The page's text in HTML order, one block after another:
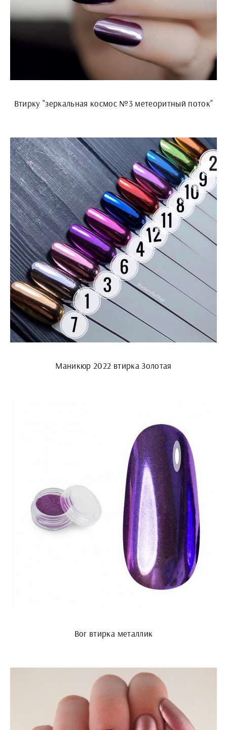
Втирку "зеркальная космос №3 метеоритный поток"
Маникюр 2022 втирка Золотая
Вог втирка металлик